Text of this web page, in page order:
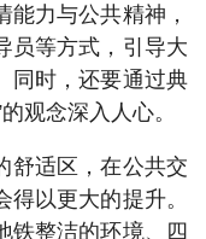
力与公共精神，
员等方式，引导大
同时，还要通过典
观念深入人心。
舒适区，在公共交
以更大的提升。
铁整洁的环境、四